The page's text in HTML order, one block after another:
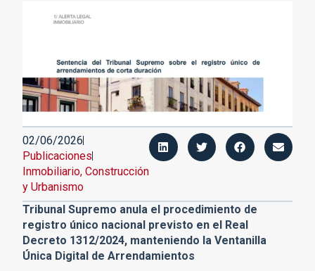
02/06/2026
Publicaciones
Inmobiliario, Construcción
y Urbanismo
Tribunal Supremo anula el procedimiento de
registro único nacional previsto en el Real
Decreto 1312/2024, manteniendo la Ventanilla
Única Digital de Arrendamientos